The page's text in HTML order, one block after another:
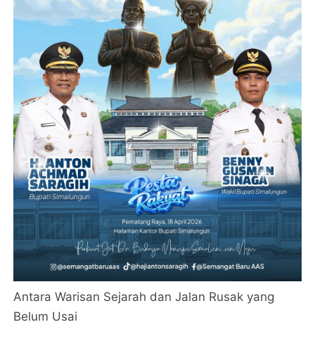
Antara Warisan Sejarah dan Jalan Rusak yang
Belum Usai